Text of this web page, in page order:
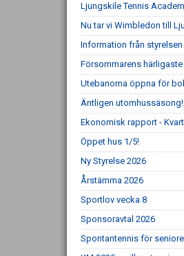
Ljungskile Tennis
Nu tar vi Wimbledon till
Information från
Försommarens
Utebanorna öppna för
Äntligen
Ekonomisk rapport -
Öppet hus 1/5!
Ny Styrelse 2026
Årstämma 2026
Sportlov vecka 8
Sponsoravtal 2026
Spontantennis för